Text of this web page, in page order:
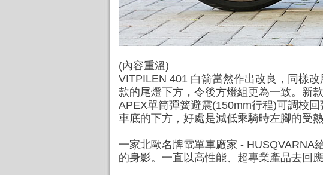
(內容重溫)
VITPILEN 401 白箭當然作出改良，同樣
款的尾燈下方，令後方燈組更為一致。新
APEX單筒彈簧避震(150mm行程)可調校
車底的下方，好處是減低乘騎時左腳的受
一家北歐名牌電單車廠家 - HUSQVARNA
的身影。一直以高性能、超專業產品去回